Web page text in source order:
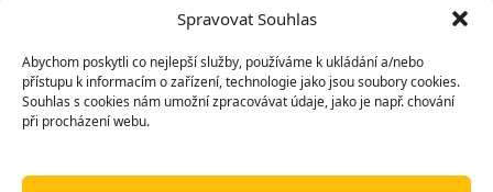
Spravovat Souhlas
Abychom poskytli co nejlepší služby, používáme k ukládání a/nebo
přístupu k informacím o zařízení, technologie jako jsou soubory cookies.
Souhlas s cookies nám umožní zpracovávat údaje, jako je např. chování
při procházení webu.
Certifikace ČSN EN ISO 50001:2019